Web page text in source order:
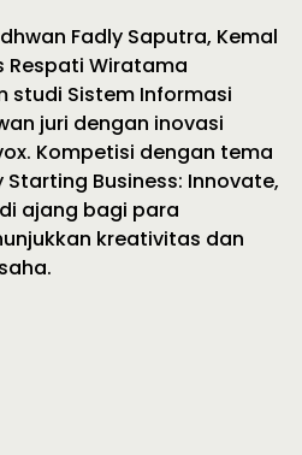
Fadly Saputra, Kemal
Respati Wiratama
studi Sistem Informasi
juri dengan inovasi
Kompetisi dengan tema
Starting Business: Innovate,
ajang bagi para
kreativitas dan